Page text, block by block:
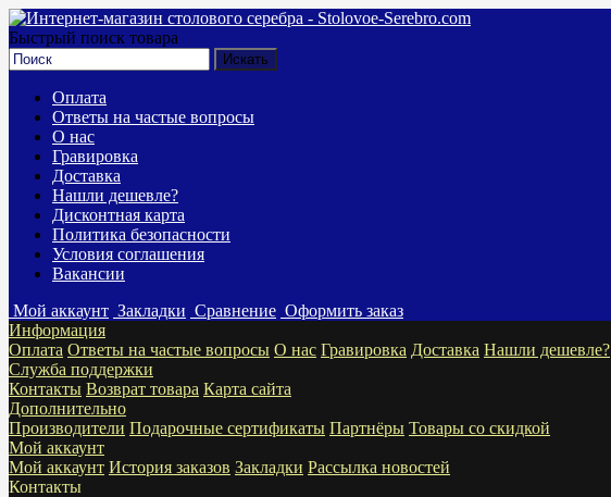
Быстрый поиск товара
Оплата
Ответы на частые вопросы
О нас
Гравировка
Доставка
Нашли дешевле?
Дисконтная карта
Политика безопасности
Условия соглашения
Вакансии
Мой аккаунт Закладки Сравнение Оформить заказ
Информация
Оплата Ответы на частые вопросы О нас Гравировка Доставка Нашли дешевле?
Служба поддержки
Контакты Возврат товара Карта сайта
Дополнительно
Производители Подарочные сертификаты Партнёры Товары со скидкой
Мой аккаунт
Мой аккаунт История заказов Закладки Рассылка новостей
Контакты